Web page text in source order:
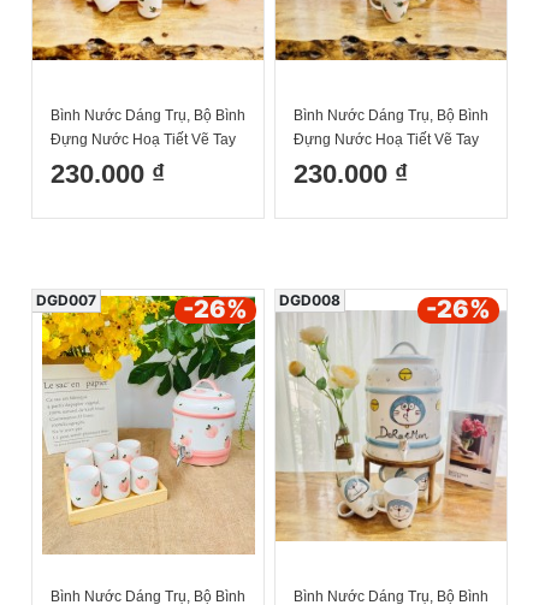
Bình Nước Dáng Trụ, Bộ Bình
Đựng Nước Hoạ Tiết Vẽ Tay
Cà Rốt Decor Dễ Thương
Cốc Uống Nước Sứ Bát
230.000 ₫
Bình Nước Dáng Trụ, Bộ Bình
Đựng Nước Hoạ Tiết Vẽ Tay
Cà Rốt Cốc Tròn Decor Dễ
Thương Cốc Uống Nước Sứ
230.000 ₫
Bình Nước Dáng Trụ, Bộ Bình
DGD007 -26%
Bình Nước Dáng Trụ, Bộ Bình
DGD008 -26%